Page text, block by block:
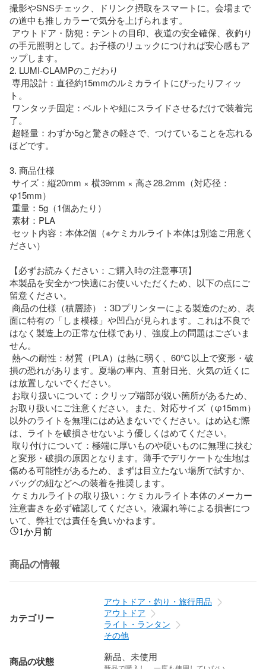
撮影やSNSチェック、ドリンク摂取をスマートに。会場まで
の道中も推しカラーで気分を上げられます。
の手元照明として。お子様のリュックにつければ安心感もア
ップします。
2. LUMI-CLAMPのこだわり
ト。
了。
ほどです。
3. 商品仕様
φ15mm）
ださい）
【必ずお読みください：ご購入時の注意事項】
本製品を安全かつ快適にお使いいただくため、以下の点にご
留意ください。
面に特有の「しま模様」や凹凸が見られます。これは不良で
はなく製造上の正常な仕様であり、強度上の問題はございま
せん。
損の恐れがあります。夏場の車内、直射日光、火気の近くに
は放置しないでください。
お取り扱いにご注意ください。また、対応サイズ（φ15mm）
以外のライトを無理にはめ込まないでください。はめ込む際
は、ライトを破損させないよう優しくはめてください。
と変形・破損の原因となります。薄手でデリケートな生地は
傷める可能性があるため、まずは目立たない場所で試すか、
バッグの紐などへの装着を推奨します。
注意書きを必ず確認してください。液漏れ等による損害につ
いて、弊社では責任を負いかねます。
1か月前
商品の情報
カテゴリー
アウトドア・釣り・旅行用品
アウトドア
ライト・ランタン
その他
商品の状態 新品、未使用